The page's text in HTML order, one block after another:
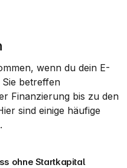
wenn du dein E-
betreffen
Finanzierung bis zu den
sind einige häufige
ohne Startkapital